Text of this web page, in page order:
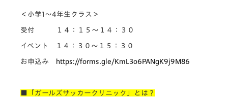
＜小学1〜4年生クラス＞
受付 １４：１５～１４：３０
イベント １４：３０～１５：３０
お申込み https://forms.gle/KmL3o6PANgK9j9M86
■ 「ガールズサッカークリニック」とは？